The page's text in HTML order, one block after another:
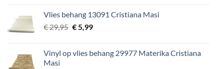
€ 29,95.€ 5,99.
Vlies behang 13091 Cristiana Masi
€29,95 Oorspronkelijke
€ 29,95.
€5,99Huidige
€ 5,99.
Vinyl op vlies behang 29977 Materika Cristiana
Masi